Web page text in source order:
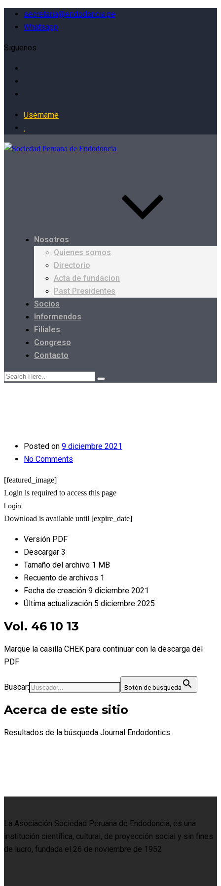
secretaria@endodoncia.pe
Whatsapp
Siguenos
Username
.
Nosotros
Quienes somos
Directorio
Acta de fundacion
Past Presidentes
Socios
Informendos
Filiales
Congreso
Contacto
Posted on 9 diciembre 2021
No Comments
[featured_image]
Login is required to access this page
Login
Download is available until [expire_date]
Versión PDF
Descargar 3
Tamaño del archivo 1 MB
Recuento de archivos 1
Fecha de creación 9 diciembre 2021
Última actualización 5 diciembre 2025
Vol. 46 10 13
Marque la casilla CHEK para continuar con la descarga del
PDF
Buscar: Botón de búsqueda
Acerca de este sitio
Resultados de la búsqueda Journal Endodontics.
La Asociación Sociedad Peruana de Endodoncia, es una
institución científica, cultural, de proyección social y sin fines
de lucro, fundada el 26 de noviembre de 1952